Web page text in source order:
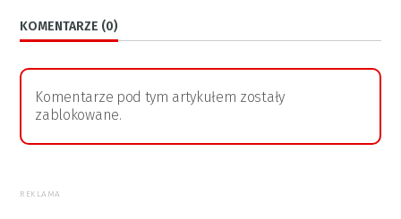
KOMENTARZE (0)
Komentarze pod tym artykułem zostały
zablokowane.
REKLAMA